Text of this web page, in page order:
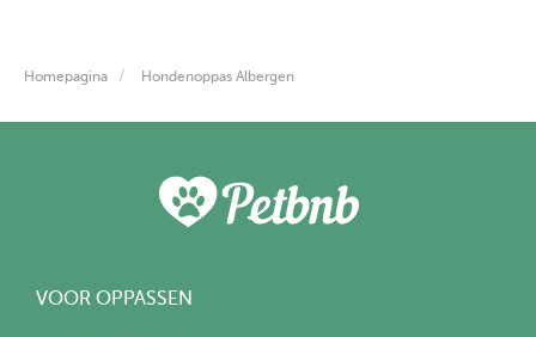
Homepagina Hondenoppas Albergen
VOOR OPPASSEN